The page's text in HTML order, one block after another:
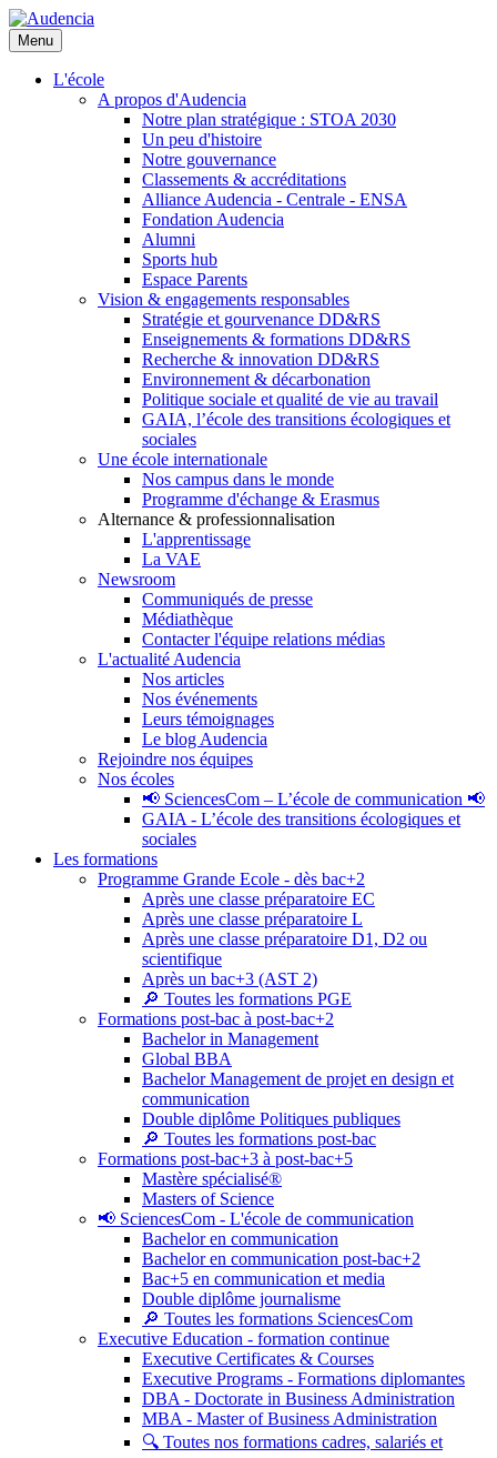
Aller
au
contenu
principal
Menu
L'école
A propos d'Audencia
Notre plan stratégique : STOA 2030
Un peu d'histoire
Notre gouvernance
Classements & accréditations
Alliance Audencia - Centrale - ENSA
Fondation Audencia
Alumni
Sports hub
Espace Parents
Vision & engagements responsables
Stratégie et gourvenance DD&RS
Enseignements & formations DD&RS
Recherche & innovation DD&RS
Environnement & décarbonation
Politique sociale et qualité de vie au travail
GAIA, l’école des transitions écologiques et
sociales
Une école internationale
Nos campus dans le monde
Programme d'échange & Erasmus
Alternance & professionnalisation
L'apprentissage
La VAE
Newsroom
Communiqués de presse
Médiathèque
Contacter l'équipe relations médias
L'actualité Audencia
Nos articles
Nos événements
Leurs témoignages
Le blog Audencia
Rejoindre nos équipes
Nos écoles
📢 SciencesCom – L’école de communication 📢
GAIA - L’école des transitions écologiques et
sociales
Les formations
Programme Grande Ecole - dès bac+2
Après une classe préparatoire EC
Après une classe préparatoire L
Après une classe préparatoire D1, D2 ou
scientifique
Après un bac+3 (AST 2)
🔎 Toutes les formations PGE
Formations post-bac à post-bac+2
Bachelor in Management
Global BBA
Bachelor Management de projet en design et
communication
Double diplôme Politiques publiques
🔎 Toutes les formations post-bac
Formations post-bac+3 à post-bac+5
Mastère spécialisé®
Masters of Science
📢 SciencesCom - L'école de communication
Bachelor en communication
Bachelor en communication post-bac+2
Bac+5 en communication et media
Double diplôme journalisme
🔎 Toutes les formations SciencesCom
Executive Education - formation continue
Executive Certificates & Courses
Executive Programs - Formations diplomantes
DBA - Doctorate in Business Administration
MBA - Master of Business Administration
🔍 Toutes nos formations cadres, salariés et